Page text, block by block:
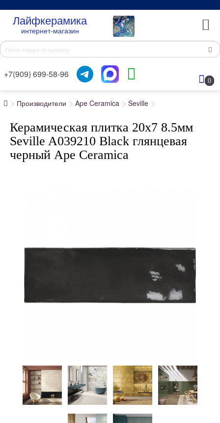
Лайфкерамика
интернет-магазин
+7(909) 699-58-96
0
Производители Ape Ceramica Seville
Керамическая плитка 20x7 8.5мм
Seville A039210 Black глянцевая
черный Ape Ceramica